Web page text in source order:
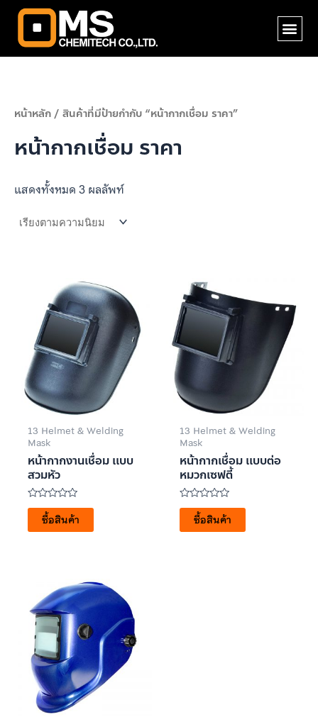
Skip
content
หน้าหลัก/ สินค้าที่มีป้ายกำกับ “หน้ากากเชื่อม ราคา”
หน้ากากเชื่อม ราคา
แสดงทั้งหมด 3 ผลลัพท์
13 Helmet & Welding
Mask
หน้ากากงานเชื่อม เเบบ
สวมหัว
ให้
คะแนน
ตั้งแต่
ซื้อสินค้า
13 Helmet & Welding
Mask
หน้ากากเชื่อม เเบบต่อ
หมวกเซฟตี้
ให้
คะแนน
ตั้งแต่
ซื้อสินค้า